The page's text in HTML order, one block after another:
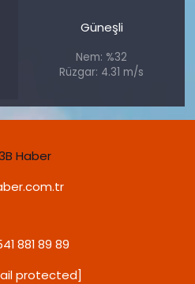
Güneşli
Nem: %32
Rüzgar: 4.31 m/s
881 89 89
protected]